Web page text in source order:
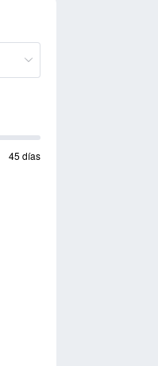
45 días